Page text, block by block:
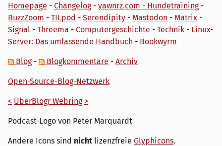
Homepage - Changelog- yawnrz.com - Hundetraining-
BuzzZoom - TILpod - Serendipity - Mastodon - Matrix -
Signal - Threema - Computergeschichte - Technik - Linux-
Server: Das umfassende Handbuch - Bookwyrm
Blog- Blogkommentare - Archiv
Open-Source-Blog-Netzwerk
< UberBlogr Webring >
Podcast-Logo von Peter Marquardt
Andere Icons sind nicht lizenzfreie Glyphicons.